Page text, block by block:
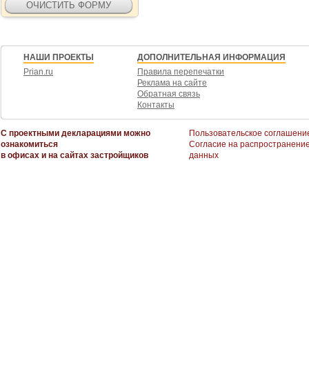
НАШИ ПРОЕКТЫ
Prian.ru
ДОПОЛНИТЕЛЬНАЯ ИНФОРМАЦИЯ
Правила перепечатки
Реклама на сайте
Обратная связь
Контакты
С проектными декларациями можно
ознакомиться
в офисах и на сайтах застройщиков
Пользовательское
Согласие на
данных